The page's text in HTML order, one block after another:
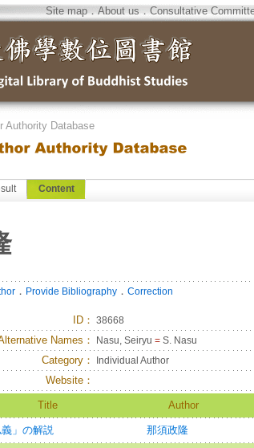
Site map．About us．Consultative
Authority Database
Content
． Provide Bibliography． Correction
ID： 38668
Names： Nasu, Seiryu =S. Nasu
Category： Individual Author
Website：
Title Author
義」の解説 那須政隆